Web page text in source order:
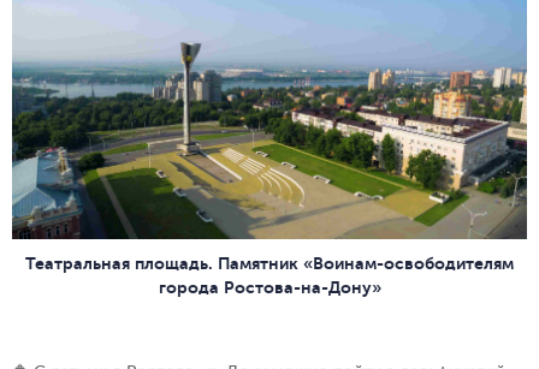
Театральная площадь. Памятник «Воинам-освободителям
города Ростова-на-Дону»